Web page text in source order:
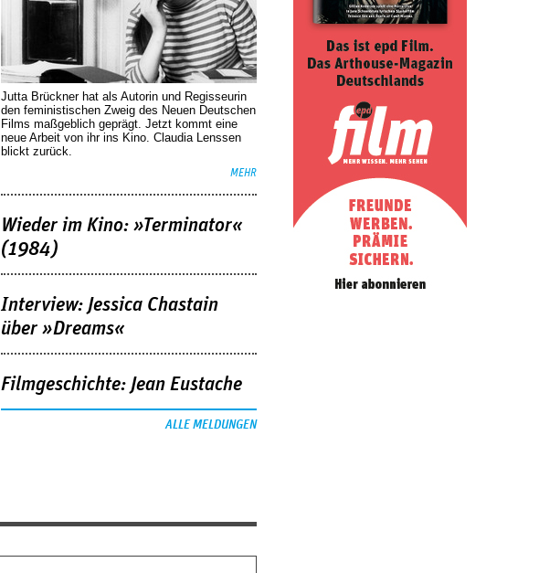
Jutta Brückner hat als Autorin und Regisseurin
den feministischen Zweig des Neuen Deutschen
Films maßgeblich geprägt. Jetzt kommt eine
neue Arbeit von ihr ins Kino. Claudia Lenssen
blickt zurück.
MEHR
Wieder im Kino: »Terminator«
(1984)
Interview: Jessica Chastain
über »Dreams«
Filmgeschichte: Jean Eustache
ALLE MELDUNGEN